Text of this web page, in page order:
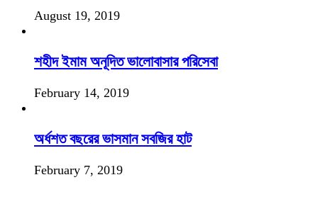
August 19, 2019
শহীদ ইমাম অনূদিত ভালোবাসার পরিসেবা
February 14, 2019
অর্ধশত বছরের ভাসমান সবজির হাট
February 7, 2019